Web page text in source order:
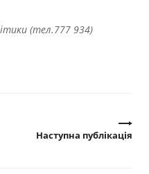
(тел.777 934)
Наступна публікація